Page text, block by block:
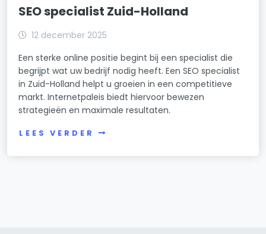
SEO specialist Zuid-Holland
12 december 2025
Een sterke online positie begint bij een specialist die
begrijpt wat uw bedrijf nodig heeft. Een SEO specialist
in Zuid-Holland helpt u groeien in een competitieve
markt. Internetpaleis biedt hiervoor bewezen
strategieën en maximale resultaten.
LEES VERDER